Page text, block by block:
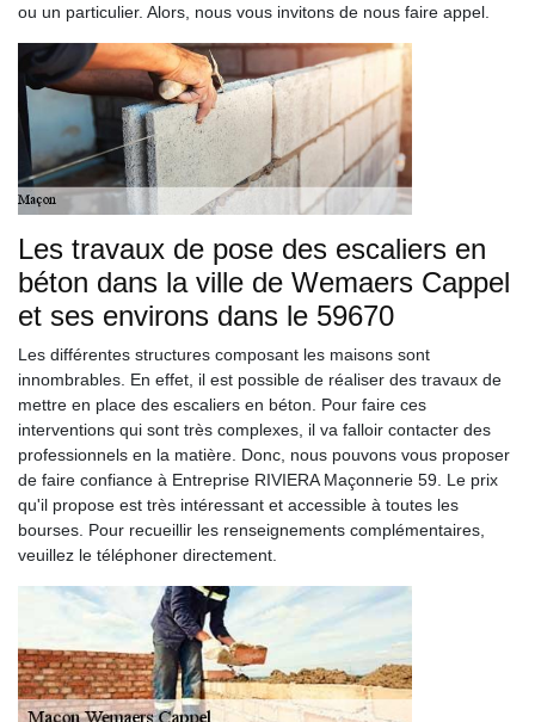
ou un particulier. Alors, nous vous invitons de nous faire appel.
Les travaux de pose des escaliers en
béton dans la ville de Wemaers Cappel
et ses environs dans le 59670
Les différentes structures composant les maisons sont
innombrables. En effet, il est possible de réaliser des travaux de
mettre en place des escaliers en béton. Pour faire ces
interventions qui sont très complexes, il va falloir contacter des
professionnels en la matière. Donc, nous pouvons vous proposer
de faire confiance à Entreprise RIVIERA Maçonnerie 59. Le prix
qu'il propose est très intéressant et accessible à toutes les
bourses. Pour recueillir les renseignements complémentaires,
veuillez le téléphoner directement.